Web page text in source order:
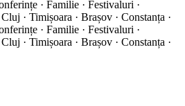
· Familie · Festivaluri ·
· Timișoara · Brașov · Constanța ·
· Familie · Festivaluri ·
· Timișoara · Brașov · Constanța ·